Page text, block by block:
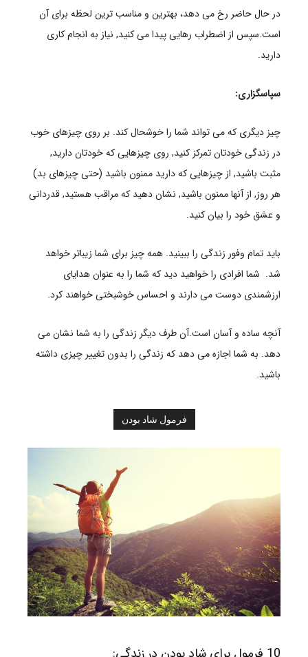
در حال حاضر رخ می دهد، بهترین و مناسب ترین لحظه برای آن
است.سپس از اضطراب رهایی پیدا می کنید, نیاز به انجام کاری
دارید.
سپاسگزاری:
چیز دیگری که می تواند شما را خوشحال کند. بر روی چیزهای خوب
در زندگی خودتان تمرکز کنید, روی چیزهایی که خودتان دارید,
مثبت باشید, از چیزهایی که دارید ممنون باشید (حتی چیزهای بد)
هر روز, از آنها ممنون باشید, نشان دهید که مراقب هستید, قدردانی
و عشق خود را بیان کنید.
باید تمام وفور زندگی را ببینید. همه چیز برای شما زیباتر خواهد
شد. شما افرادی را خواهید دید که شما را به عنوان هدایای
ارزشمندی دوست می دارند و احساس خوشبختی خواهند کرد.
آنچه ساده و آسان است.آن طرف دیگر زندگی را به شما نشان می
دهد. به شما اجازه می دهد که زندگی را بدون تغییر چیزی داشته
باشید.
فرمول شاد بودن